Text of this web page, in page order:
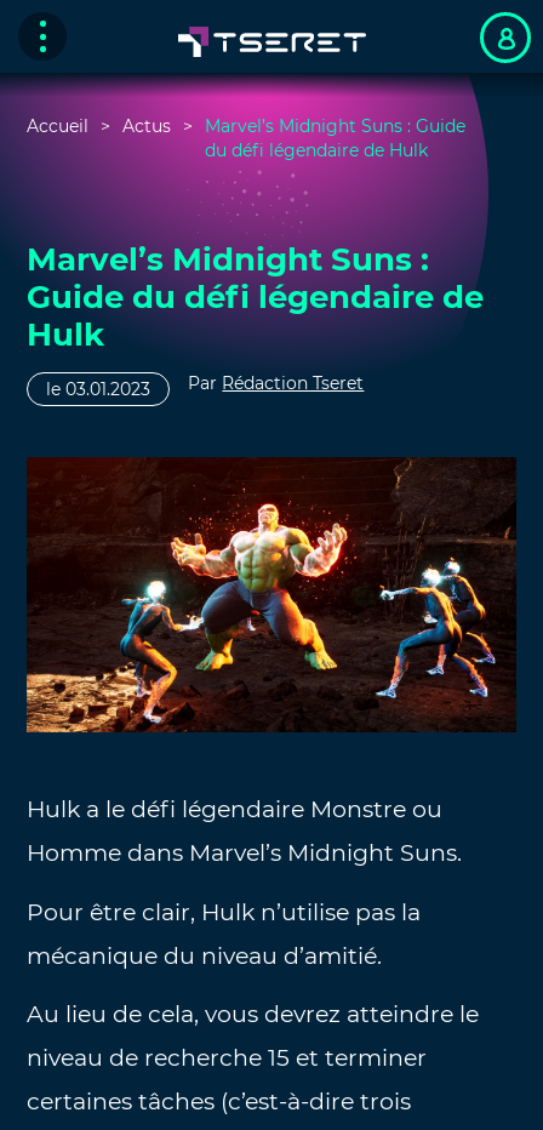
Accueil Actus
Marvel’s Midnight Suns : Guide
du défi légendaire de Hulk
Marvel’s Midnight Suns :
Guide du défi légendaire de
Hulk
le 03.01.2023 Par Rédaction Tseret
Hulk a le défi légendaire Monstre ou
Homme dans Marvel’s Midnight Suns.
Pour être clair, Hulk n’utilise pas la
mécanique du niveau d’amitié.
Au lieu de cela, vous devrez atteindre le
niveau de recherche 15 et terminer
certaines tâches (c’est-à-dire trois